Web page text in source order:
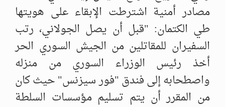
مصادر أمنية اشترطت الإبقاء على ‏هويتها
طي الكتمان: "قبل أن يصل الجولاني، رتب
السفيران للمقاتلين من ‏الجيش السوري الحر
أخذ رئيس الوزراء السوري من منزله
واصطحابه إلى ‏فندق "فور سيزنس" حيث كان
من المقرر أن يتم تسليم مؤسسات السلطة